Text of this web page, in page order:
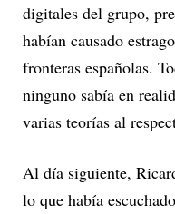
digitales del grupo,
habían causado
fronteras españolas.
ninguno sabía en
varias teorías al
Al día siguiente,
lo que había